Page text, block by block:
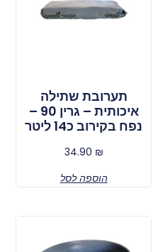
תערובת שתילה
איכותית – גרין 90 –
נפח בקירוב כ14 ליטר
34.90 ₪
הוספה לסל